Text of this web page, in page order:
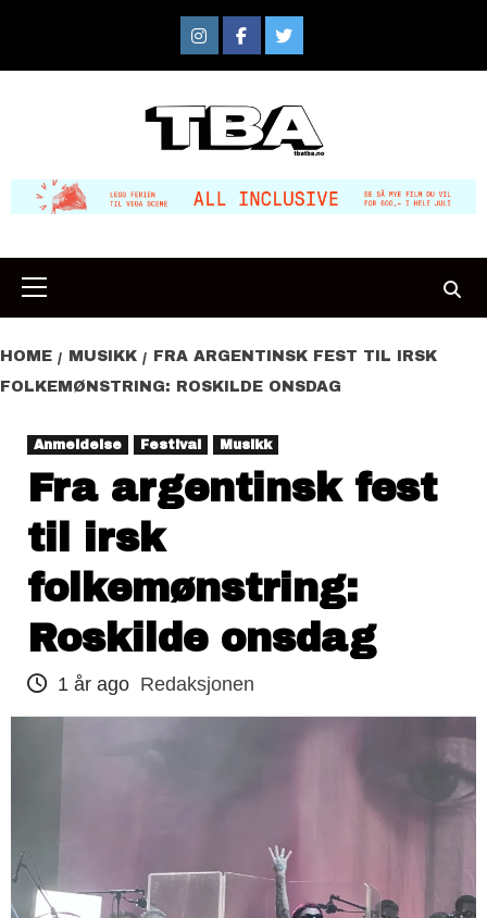
content
InstagramFacebook
Twitter
Primary
Menu
HOME MUSIKK
FRA ARGENTINSK FEST TIL IRSK
FOLKEMØNSTRING: ROSKILDE ONSDAG
Anmeldelse Festival Musikk
Fra argentinsk fest
til irsk
folkemønstring:
Roskilde onsdag
1 år ago Redaksjonen